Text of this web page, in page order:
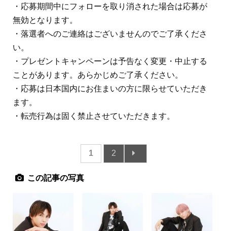
・応募期間中にフォローを取り消された場合は応募が
無効となります。
・落選者へのご連絡はございませんのでご了承くださ
い。
・プレゼントキャンペーンは予告なく変更・中止する
ことがあります。あらかじめご了承ください。
・応募は日本国内にお住まいの方に限らせていただき
ます。
・転売行為は固く禁止させていただきます。
1 2
この記事の写真